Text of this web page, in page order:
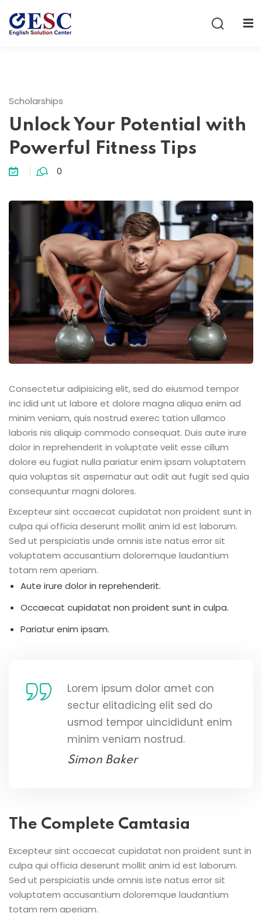
Scholarships
Unlock Your Potential with
Powerful Fitness Tips
0
Consectetur adipisicing elit, sed do eiusmod tempor
inc idid unt ut labore et dolore magna aliqua enim ad
minim veniam, quis nostrud exerec tation ullamco
laboris nis aliquip commodo consequat. Duis aute irure
dolor in reprehenderit in voluptate velit esse cillum
dolore eu fugiat nulla pariatur enim ipsam voluptatem
quia voluptas sit aspernatur aut odit aut fugit sed quia
consequuntur magni dolores.
Excepteur sint occaecat cupidatat non proident sunt in
culpa qui officia deserunt mollit anim id est laborum.
Sed ut perspiciatis unde omnis iste natus error sit
voluptatem accusantium doloremque laudantium
totam rem aperiam.
Aute irure dolor in reprehenderit.
Occaecat cupidatat non proident sunt in culpa.
Pariatur enim ipsam.
Lorem ipsum dolor amet con
sectur elitadicing elit sed do
usmod tempor uincididunt enim
minim veniam nostrud.
Simon Baker
The Complete Camtasia
Excepteur sint occaecat cupidatat non proident sunt in
culpa qui officia deserunt mollit anim id est laborum.
Sed ut perspiciatis unde omnis iste natus error sit
voluptatem accusantium doloremque laudantium
totam rem aperiam.
Remember me Lost your password?